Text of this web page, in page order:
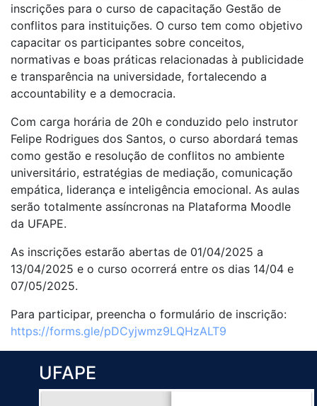
inscrições para o curso de capacitação Gestão de
conflitos para instituições. O curso tem como objetivo
capacitar os participantes sobre conceitos,
normativas e boas práticas relacionadas à publicidade
e transparência na universidade, fortalecendo a
accountability e a democracia.
Com carga horária de 20h e conduzido pelo instrutor
Felipe Rodrigues dos Santos, o curso abordará temas
como gestão e resolução de conflitos no ambiente
universitário, estratégias de mediação, comunicação
empática, liderança e inteligência emocional. As aulas
serão totalmente assíncronas na Plataforma Moodle
da UFAPE.
As inscrições estarão abertas de 01/04/2025 a
13/04/2025 e o curso ocorrerá entre os dias 14/04 e
07/05/2025.
Para participar, preencha o formulário de inscrição:
https://forms.gle/pDCyjwmz9LQHzALT9
UFAPE